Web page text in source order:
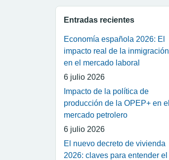
Entradas recientes
Economía española 2026: El
impacto real de la inmigración
en el mercado laboral
6 julio 2026
Impacto de la política de
producción de la OPEP+ en el
mercado petrolero
6 julio 2026
El nuevo decreto de vivienda
2026: claves para entender el